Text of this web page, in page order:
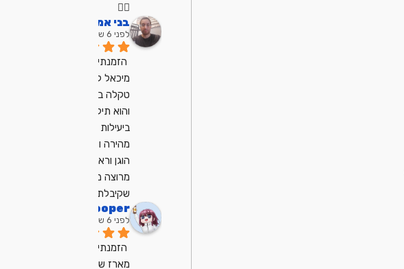
👍🏼
בני אמן
לפני 6 שנים
שקיבלתי ממנו
dp Cooper
לפני 6 שנים